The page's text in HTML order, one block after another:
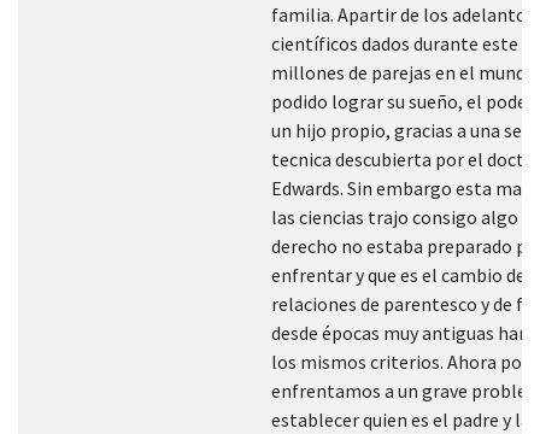
familia. Apartir de los adelantos
científicos dados durante este
millones de parejas en el
podido lograr su sueño, el
un hijo propio, gracias a una
tecnica descubierta por el
Edwards. Sin embargo esta
las ciencias trajo consigo algo
derecho no estaba preparado
enfrentar y que es el cambio de
relaciones de parentesco y de
desde épocas muy antiguas han
los mismos criterios. Ahora por
enfrentamos a un grave
establecer quien es el padre y la